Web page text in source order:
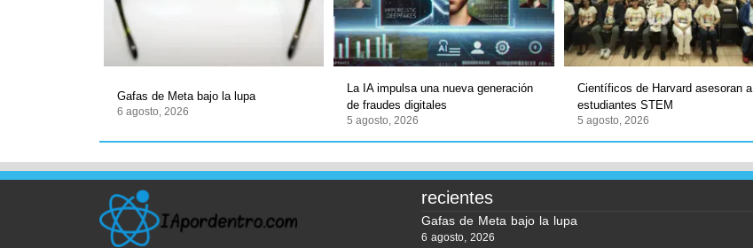
Gafas de Meta bajo la lupa
6 agosto, 2026
La IA impulsa una nueva generación
de fraudes digitales
5 agosto, 2026
Científicos de Harvard asesoran a
estudiantes STEM
5 agosto, 2026
recientes
Gafas de Meta bajo la lupa
6 agosto, 2026